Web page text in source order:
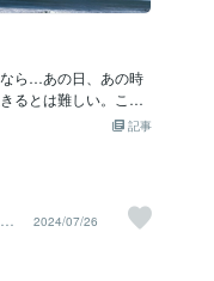
ら…あの日、あの時
るとは難しい。こう
一杯歩いている方々
潮とのギャップ。多
身を責めてしまいが
との二極。兎にも角
記事
2024/07/26